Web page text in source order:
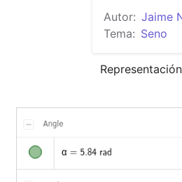
Autor: Jaime
Tema: Seno